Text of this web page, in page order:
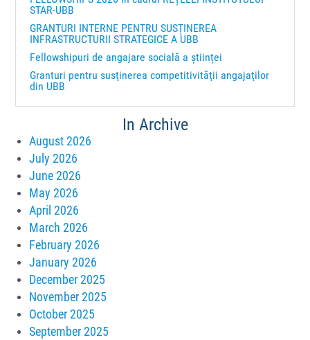
STAR-UBB
GRANTURI INTERNE PENTRU SUSȚINEREA
INFRASTRUCTURII STRATEGICE A UBB
Fellowshipuri de angajare socială a științei
Granturi pentru susţinerea competitivităţii angajaţilor
din UBB
In Archive
August 2026
July 2026
June 2026
May 2026
April 2026
March 2026
February 2026
January 2026
December 2025
November 2025
October 2025
September 2025